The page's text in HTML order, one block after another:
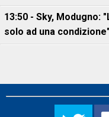
13:50 - Sky, Modugno:
solo ad una condizione"